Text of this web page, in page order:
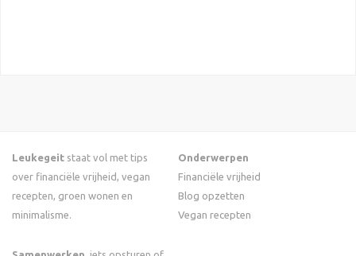
Leukegeit staat vol met tips
over financiële vrijheid, vegan
recepten, groen wonen en
minimalisme.
Onderwerpen
Financiële vrijheid
Blog opzetten
Vegan recepten